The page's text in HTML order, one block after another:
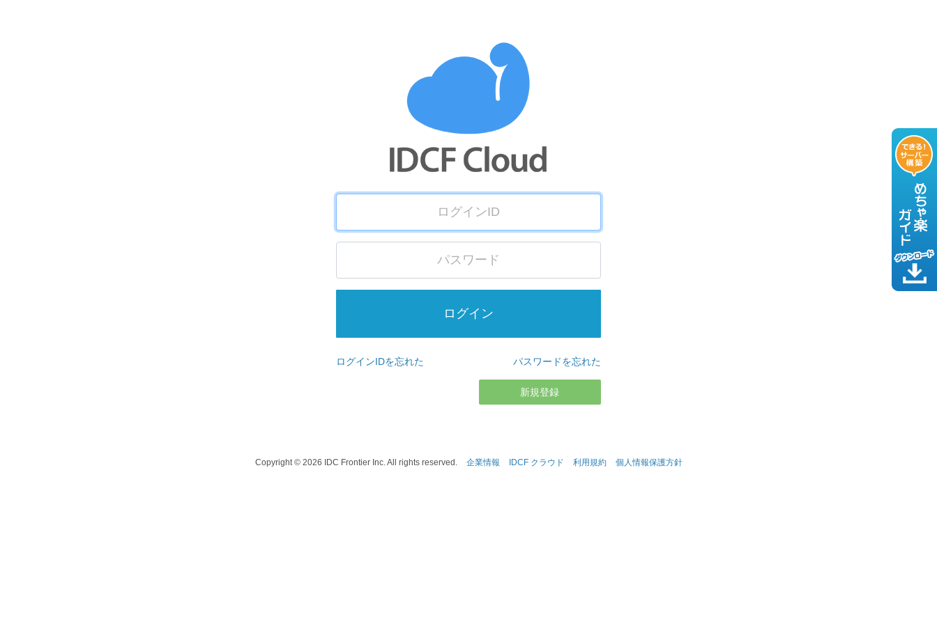
ログインIDを忘れた パスワードを忘れた
新規登録
Copyright © 2026 IDC Frontier Inc. All rights reserved. 企業情報 IDCF クラウド 利用規約 個人情報保護方針